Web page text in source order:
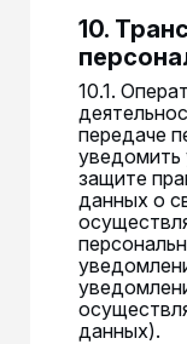
10.
10.1.
передаче
уведомить
защите
данных о
данных).